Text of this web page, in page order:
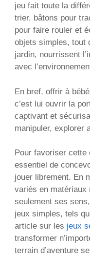
jeu fait toute la
trier, bâtons pour
pour faire rouler et
objets simples, tout
jardin, nourrissent
avec
En bref, offrir à
c’est lui ouvrir la
captivant et
manipuler, explorer
Pour favoriser
essentiel de
jouer librement. En
variés en matériaux
seulement ses
jeux simples, tels
article sur les jeux
transformer
terrain d’aventure